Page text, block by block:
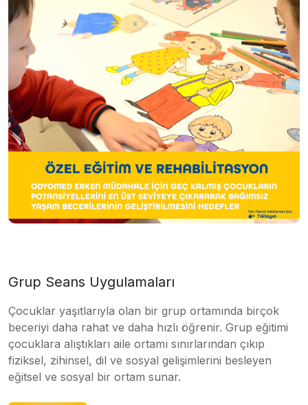
Grup Seans Uygulamaları
Çocuklar yaşıtlarıyla olan bir grup ortamında birçok
beceriyi daha rahat ve daha hızlı öğrenir. Grup eğitimi
çocuklara alıştıkları aile ortamı sınırlarından çıkıp
fiziksel, zihinsel, dil ve sosyal gelişimlerini besleyen
eğitsel ve sosyal bir ortam sunar.